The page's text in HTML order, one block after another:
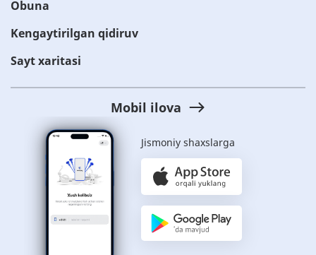
Obuna
Kengaytirilgan qidiruv
Sayt xaritasi
Mobil ilova
Jismoniy shaxslarga